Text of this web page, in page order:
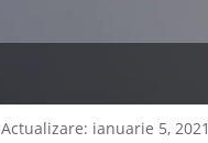
Actualizare: ianuarie 5, 2021